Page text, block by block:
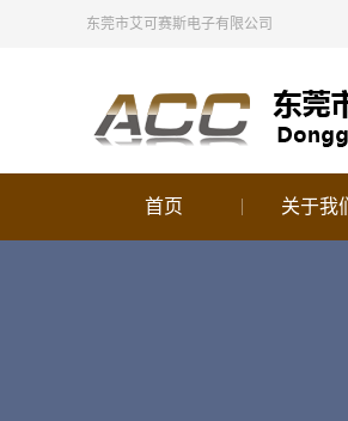
东莞市艾可赛斯电子有限公司
首页 关于我们